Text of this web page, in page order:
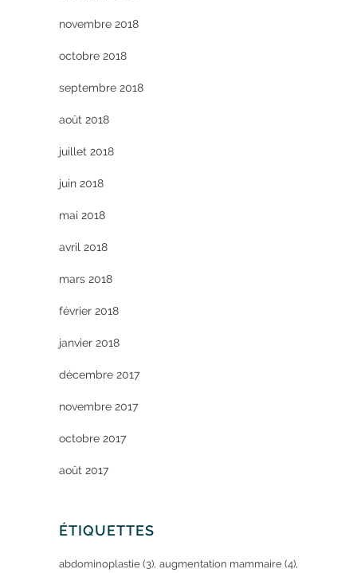
novembre 2018
octobre 2018
septembre 2018
août 2018
juillet 2018
juin 2018
mai 2018
avril 2018
mars 2018
février 2018
janvier 2018
décembre 2017
novembre 2017
octobre 2017
août 2017
ÉTIQUETTES
abdominoplastie (3) augmentation mammaire (4)